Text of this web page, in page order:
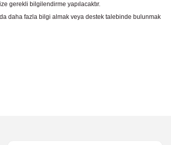
gerekli bilgilendirme yapılacaktır.
daha fazla bilgi almak veya destek talebinde bulunmak